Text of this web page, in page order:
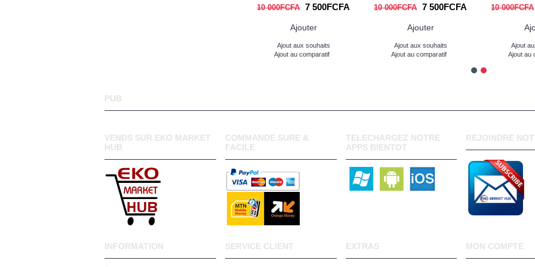
10 000FCFA 7 500FCFA
Ajouter
Ajout aux souhaits
Ajout au comparatif
10 000FCFA 7 500FCFA
Ajouter
Ajout aux souhaits
Ajout au comparatif
10 000FCFA
Ajout
Ajout au
PUB
VENDS SUR EKO MARKET
HUB
COMMANDE SURE &
FACILE
TELECHARGEZ NOTRE
APPS BIENTOT
REJOINDRE
INFORMATION SERVICE CLIENT EXTRAS MON COMPTE